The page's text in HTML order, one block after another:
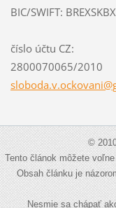
BIC/SWIFT: BREXSKBX
číslo účtu CZ:
2800070065/2010
sloboda.v.ockova
©
Tento článok môžete
Obsah článku je
Nesmie sa chápať